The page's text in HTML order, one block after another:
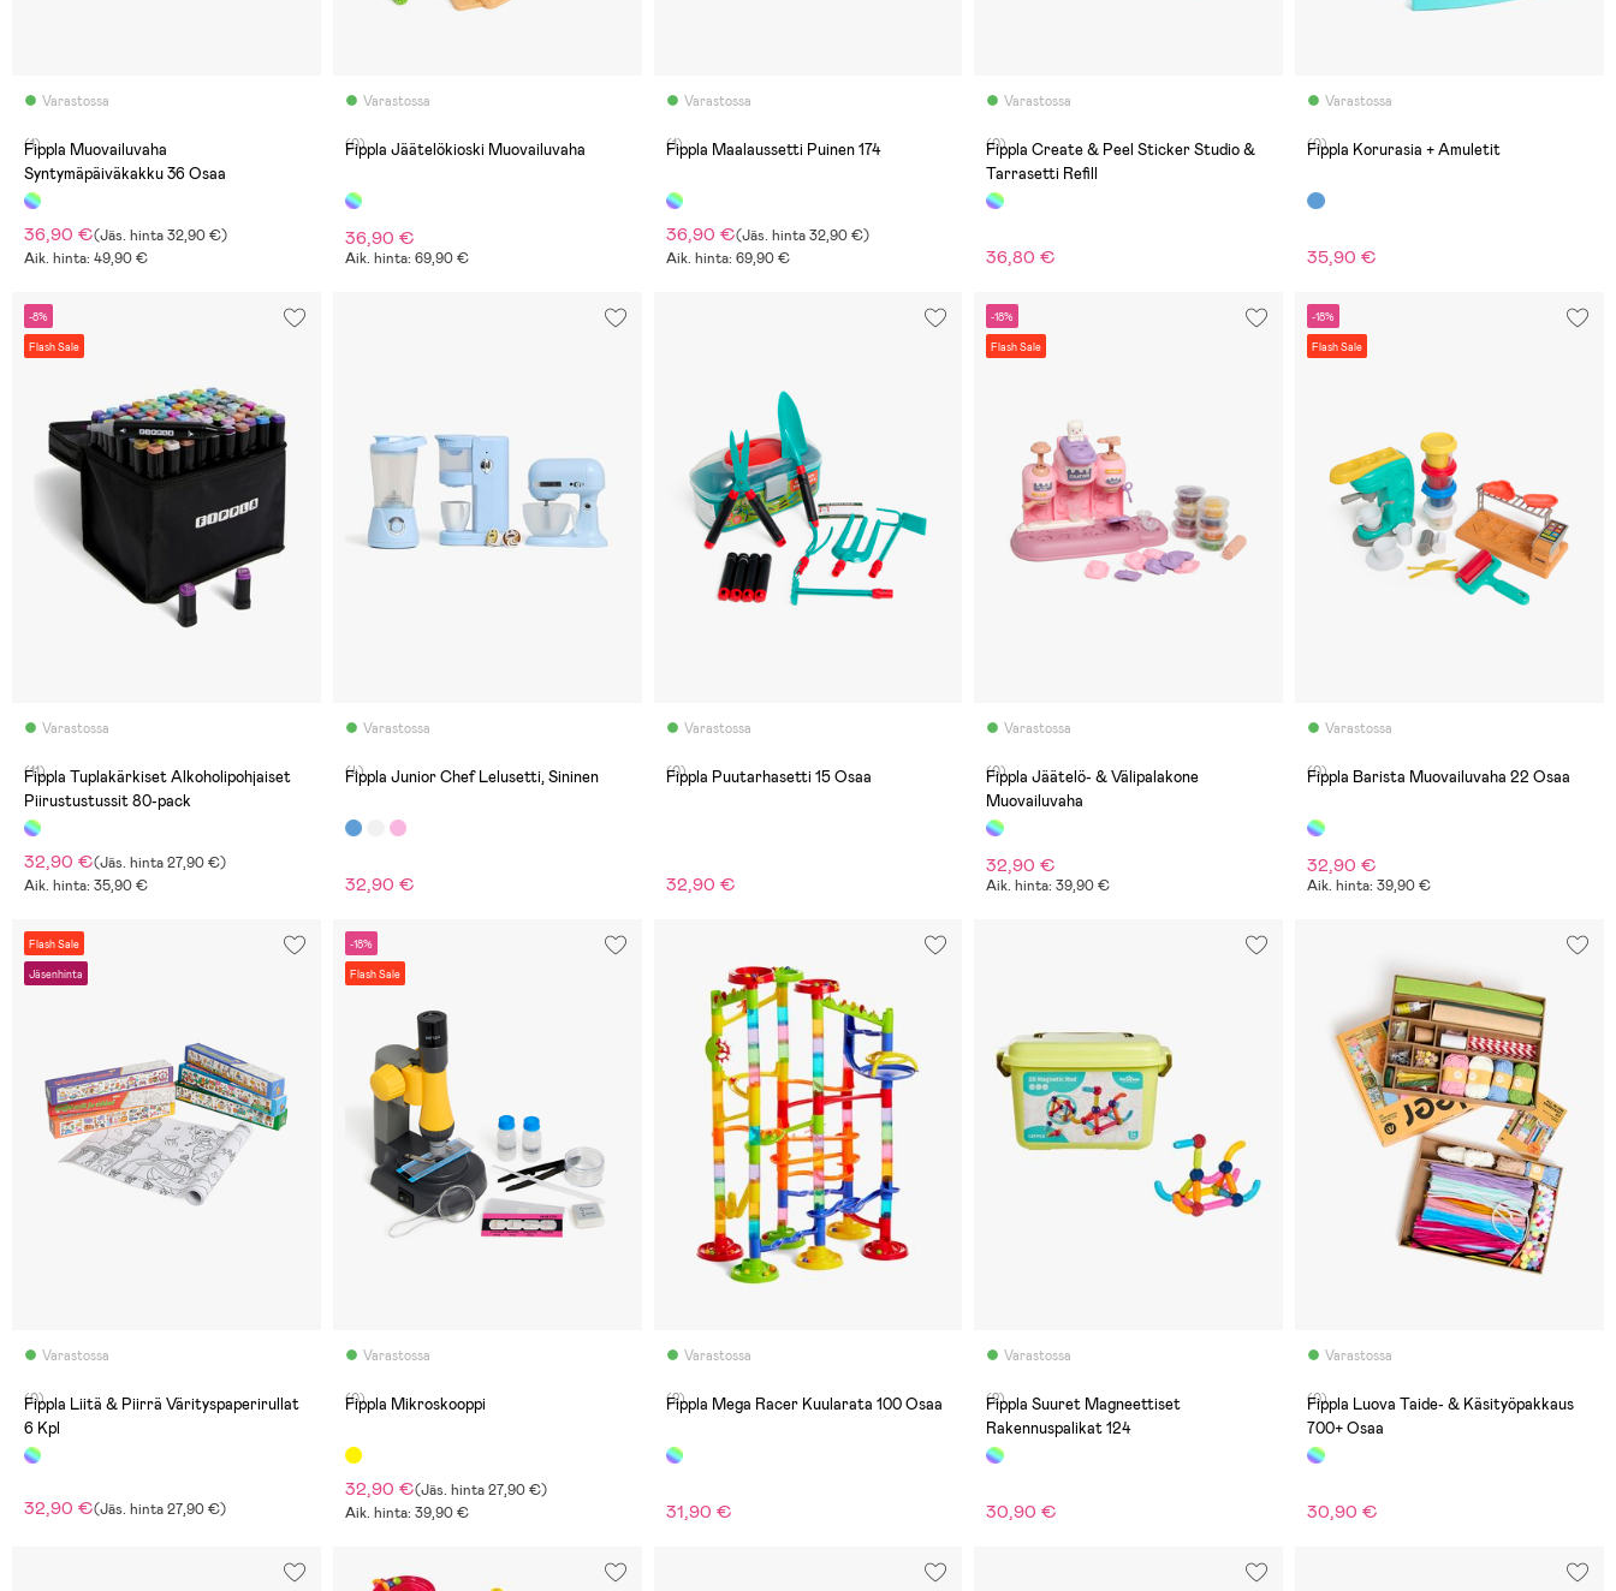
Varastossa
(1)
Fippla Muovailuvaha
Syntymäpäiväkakku 36 Osaa
36,90 €(Jäs. hinta32,90 €)
Aik. hinta: 49,90 €
Varastossa
(0)
Fippla Jäätelökioski Muovailuvaha
36,90 €
Aik. hinta: 69,90 €
Varastossa
(1)
Fippla Maalaussetti Puinen 174
36,90 €(Jäs. hinta 32,90 €)
Aik. hinta: 69,90 €
Varastossa
(0)
Fippla Create & Peel Sticker Studio &
Tarrasetti Refill
36,80 €
Varastossa
(0)
Fippla Korurasia + Amuletit
35,90 €
-8%
Flash Sale
Varastossa
(11)
Fippla Tuplakärkiset Alkoholipohjaiset
Piirustustussit 80-pack
32,90 €(Jäs. hinta27,90 €)
Aik. hinta: 35,90 €
Varastossa
(4)
Fippla Junior Chef Lelusetti, Sininen
32,90 €
Varastossa
(0)
Fippla Puutarhasetti 15 Osaa
32,90 €
-18%
Flash Sale
Varastossa
(0)
Fippla Jäätelö- & Välipalakone
Muovailuvaha
32,90 €
Aik. hinta: 39,90 €
-18%
Flash Sale
Varastossa
(0)
Fippla Barista Muovailuvaha 22 Osaa
32,90 €
Aik. hinta: 39,90 €
Flash Sale
Jäsenhinta
Varastossa
(0)
Fippla Liitä & Piirrä Värityspaperirullat
6 Kpl
32,90 €(Jäs. hinta27,90 €)
-18%
Flash Sale
Varastossa
(0)
Fippla Mikroskooppi
32,90 €(Jäs. hinta 27,90 €)
Aik. hinta: 39,90 €
Varastossa
(2)
Fippla Mega Racer Kuularata 100 Osaa
31,90 €
Varastossa
(2)
Fippla Suuret Magneettiset
Rakennuspalikat 124
30,90 €
Varastossa
(0)
Fippla Luova Taide- & Käsityöpakkaus
700+ Osaa
30,90 €